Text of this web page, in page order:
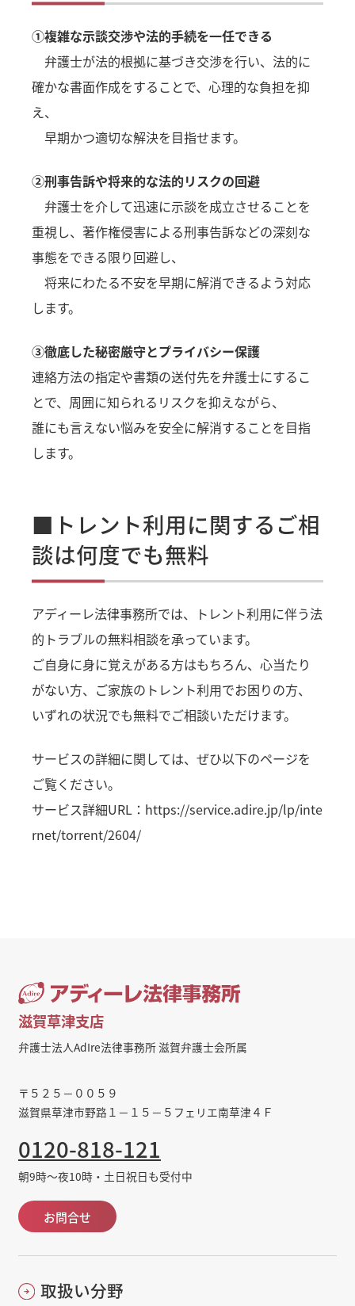
①複雑な示談交渉や法的手続を一任できる
弁護士が法的根拠に基づき交渉を行い、法的に
確かな書面作成をすることで、心理的な負担を抑
え、
早期かつ適切な解決を目指せます。
②刑事告訴や将来的な法的リスクの回避
弁護士を介して迅速に示談を成立させることを
重視し、著作権侵害による刑事告訴などの深刻な
事態をできる限り回避し、
将来にわたる不安を早期に解消できるよう対応
します。
③徹底した秘密厳守とプライバシー保護
連絡方法の指定や書類の送付先を弁護士にするこ
とで、周囲に知られるリスクを抑えながら、
誰にも言えない悩みを安全に解消することを目指
します。
■トレント利用に関するご相
談は何度でも無料
アディーレ法律事務所では、トレント利用に伴う法
的トラブルの無料相談を承っています。
ご自身に身に覚えがある方はもちろん、心当たり
がない方、ご家族のトレント利用でお困りの方、
いずれの状況でも無料でご相談いただけます。
サービスの詳細に関しては、ぜひ以下のページを
ご覧ください。
サービス詳細URL： https://service.adire.jp/lp/inte
rnet/torrent/2604/
滋賀草津支店
弁護士法人AdIre法律事務所 滋賀弁護士会所属
〒５２５－００５９
滋賀県草津市野路１－１５－５フェリエ南草津４Ｆ
0120-818-121
朝9時～夜10時・土日祝日も受付中
お問合せ
取扱い分野